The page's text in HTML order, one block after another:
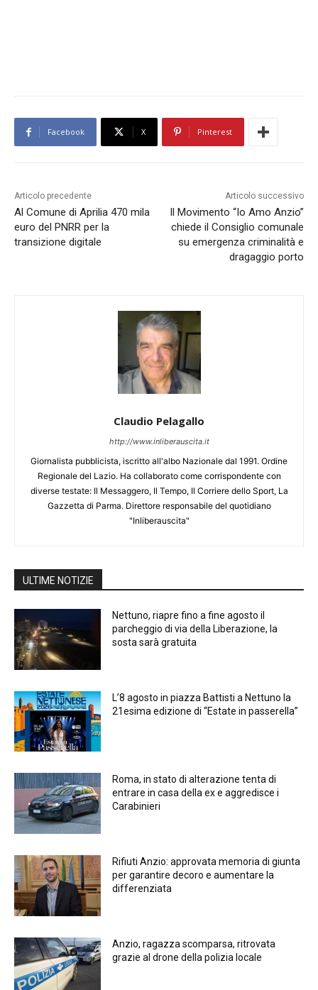
Facebook X Pinterest
Articolo precedente
Al Comune di Aprilia 470 mila
euro del PNRR per la
transizione digitale
Articolo successivo
Il Movimento “Io Amo Anzio”
chiede il Consiglio comunale
su emergenza criminalità e
dragaggio porto
Claudio Pelagallo
http://www.inliberauscita.it
Giornalista pubblicista, iscritto all'albo Nazionale dal 1991. Ordine
Regionale del Lazio. Ha collaborato come corrispondente con
diverse testate: Il Messaggero, Il Tempo, Il Corriere dello Sport, La
Gazzetta di Parma. Direttore responsabile del quotidiano
"Inliberauscita"
ULTIME NOTIZIE
Nettuno, riapre fino a fine agosto il
parcheggio di via della Liberazione, la
sosta sarà gratuita
L’8 agosto in piazza Battisti a Nettuno la
21esima edizione di “Estate in passerella”
Roma, in stato di alterazione tenta di
entrare in casa della ex e aggredisce i
Carabinieri
Rifiuti Anzio: approvata memoria di giunta
per garantire decoro e aumentare la
differenziata
Anzio, ragazza scomparsa, ritrovata
grazie al drone della polizia locale